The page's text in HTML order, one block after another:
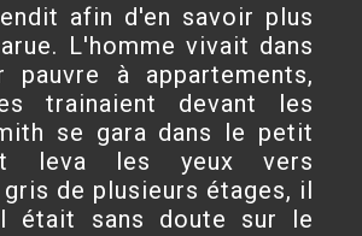
afin d'en savoir plus
L'homme vivait dans
pauvre à appartements,
trainaient devant les
se gara dans le petit
leva les yeux vers
de plusieurs étages, il
était sans doute sur le